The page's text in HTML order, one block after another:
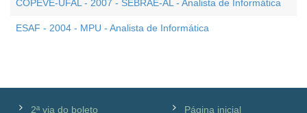
COPEVE-UFAL - 2007 - SEBRAE-AL - Analista de Informática
ESAF - 2004 - MPU - Analista de Informática
2ª via do boleto Página inicial